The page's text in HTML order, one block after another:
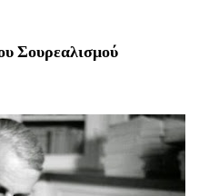
Σουρεαλισμού